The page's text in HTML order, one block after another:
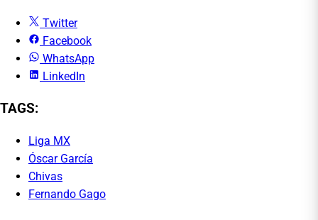
Twitter
Facebook
WhatsApp
LinkedIn
TAGS:
Liga MX
Óscar García
Chivas
Fernando Gago